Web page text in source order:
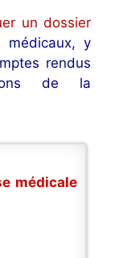
un dossier
médicaux, y
rendus
de la
médicale